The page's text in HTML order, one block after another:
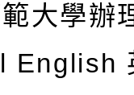
大學辦
English